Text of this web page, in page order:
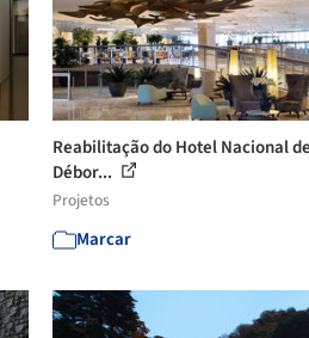
Reabilitação do Hotel Nacional
Débor...
Projetos
Marcar